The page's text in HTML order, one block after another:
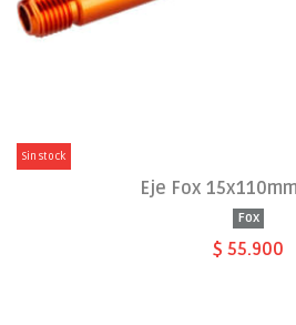
Sin stock
Eje Fox
Fox
$ 55.900